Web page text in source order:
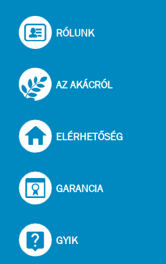
RÓLUNK
AZ AKÁCRÓL
ELÉRHETŐSÉG
GARANCIA
GYIK